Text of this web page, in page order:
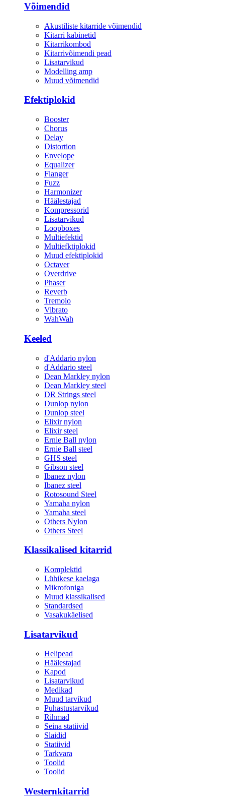
Võimendid
Akustiliste kitarride võimendid
Kitarri kabinetid
Kitarrikombod
Kitarrivõimendi pead
Lisatarvikud
Modelling amp
Muud võimendid
Efektiplokid
Booster
Chorus
Delay
Distortion
Envelope
Equalizer
Flanger
Fuzz
Harmonizer
Häälestajad
Kompressorid
Lisatarvikud
Loopboxes
Multiefektid
Multiefktiplokid
Muud efektiplokid
Octaver
Overdrive
Phaser
Reverb
Tremolo
Vibrato
WahWah
Keeled
d'Addario nylon
d'Addario steel
Dean Markley nylon
Dean Markley steel
DR Strings steel
Dunlop nylon
Dunlop steel
Elixir nylon
Elixir steel
Ernie Ball nylon
Ernie Ball steel
GHS steel
Gibson steel
Ibanez nylon
Ibanez steel
Rotosound Steel
Yamaha nylon
Yamaha steel
Others Nylon
Others Steel
Klassikalised kitarrid
Komplektid
Lühikese kaelaga
Mikrofoniga
Muud klassikalised
Standardsed
Vasakukäelised
Lisatarvikud
Helipead
Häälestajad
Kapod
Lisatarvikud
Medikad
Muud tarvikud
Puhastustarvikud
Rihmad
Seina statiivid
Slaidid
Statiivid
Tarkvara
Toolid
Toolid
Westernkitarrid